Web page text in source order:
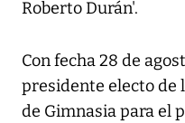
Roberto Durán'.
Con fecha 28 de
presidente electo de
de Gimnasia para el